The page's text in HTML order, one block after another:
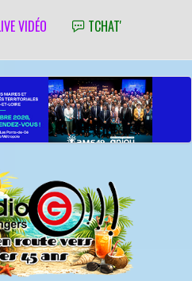
VIDÉO TCHAT'